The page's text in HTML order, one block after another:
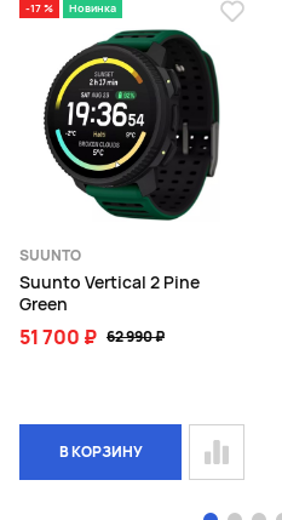
-17 % Новинка
SUUNTO
Suunto Vertical 2 Pine
Green
51 700 ₽ 62 990 ₽
В КОРЗИНУ